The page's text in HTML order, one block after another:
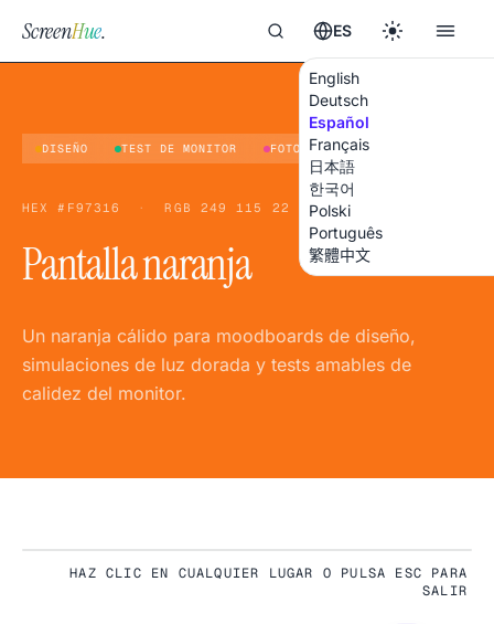
ScreenHue. ES
English
Deutsch
Español
Français
日本語
한국어
Polski
Português
繁體中文
DISEÑO TEST DE MONITOR FOTOGRAFÍA
HEX#F97316 · RGB 249 115 22
Pantalla naranja
Un naranja cálido para moodboards de diseño,
simulaciones de luz dorada y tests amables de
calidez del monitor.
#F97316
HAZ CLIC EN CUALQUIER LUGAR O PULSA ESC PARA
SALIR